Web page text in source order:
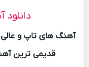
آهنگ های تاپ و عالی
قدیمی ترین